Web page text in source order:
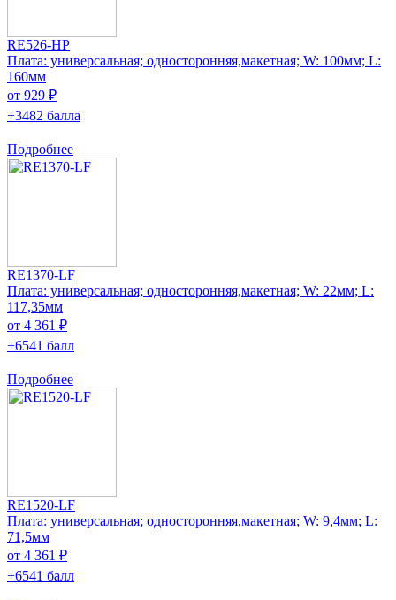
RE526-HP
Плата: универсальная; односторонняя,макетная; W: 100мм; L:
160мм
от 929 ₽
+3482 балла
Подробнее
RE1370-LF
Плата: универсальная; односторонняя,макетная; W: 22мм; L:
117,35мм
от 4 361 ₽
+6541 балл
Подробнее
RE1520-LF
Плата: универсальная; односторонняя,макетная; W: 9,4мм; L:
71,5мм
от 4 361 ₽
+6541 балл